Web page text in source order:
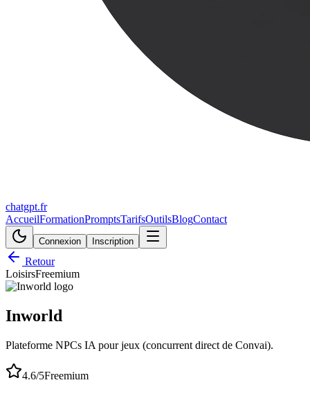
chatgpt.fr
AccueilFormationPromptsTarifsOutilsBlogContact
Connexion Inscription
Retour
LoisirsFreemium
Inworld
Plateforme NPCs IA pour jeux (concurrent direct de Convai).
4.6/5Freemium